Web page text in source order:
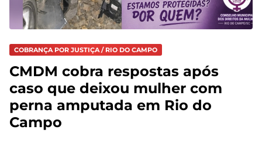
COBRANÇA POR JUSTIÇA / RIO DO CAMPO
CMDM cobra respostas após
caso que deixou mulher com
perna amputada em Rio do
Campo